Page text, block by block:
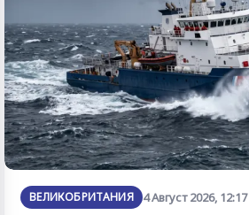
ВЕЛИКОБРИТАНИЯ 4 Август 2026, 12:17